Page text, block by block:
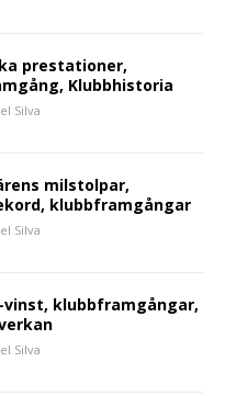
prestationer,
Klubbhistoria
Silva
milstolpar,
klubbframgångar
Silva
vinst, klubbframgångar,
Silva